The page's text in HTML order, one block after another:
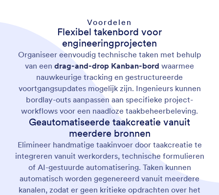
Voordelen
Flexibel takenbord voor
engineeringprojecten
Organiseer eenvoudig technische taken met behulp
van een drag-and-drop Kanban-bord waarmee
nauwkeurige tracking en gestructureerde
voortgangsupdates mogelijk zijn. Ingenieurs kunnen
bordlay-outs aanpassen aan specifieke project-
workflows voor een naadloze taakbeheerbeleving.
Geautomatiseerde taakcreatie vanuit
meerdere bronnen
Elimineer handmatige taakinvoer door taakcreatie te
integreren vanuit werkorders, technische formulieren
of AI-gestuurde automatisering. Taken kunnen
automatisch worden gegenereerd vanuit meerdere
kanalen, zodat er geen kritieke opdrachten over het